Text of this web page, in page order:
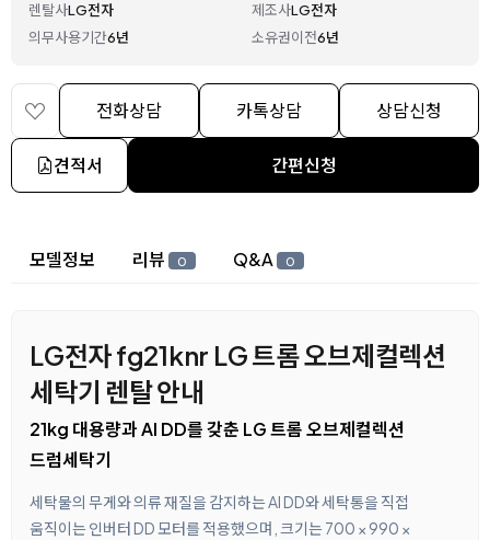
렌탈사LG전자 제조사LG전자
의무사용기간6년 소유권이전6년
전화상담 카톡상담 상담신청
견적서 간편신청
상세 정보
모델정보 리뷰 0 Q&A 0
LG전자 fg21knr LG 트롬 오브제컬렉션
세탁기 렌탈 안내
21kg 대용량과 AI DD를 갖춘 LG 트롬 오브제컬렉션
드럼세탁기
세탁물의 무게와 의류 재질을 감지하는 AI DD와 세탁통을 직접
움직이는 인버터 DD 모터를 적용했으며, 크기는 700 × 990 ×